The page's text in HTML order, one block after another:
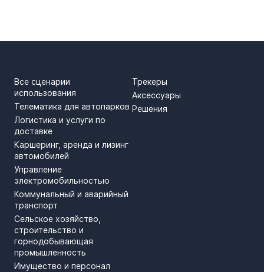
Все сценарии
использования
Телематика для автопарков
Логистика и услуги по
доставке
Каршеринг, аренда и лизинг
автомобилей
Управление
электромобильностью
Коммунальный и аварийный
транспорт
Сельское хозяйство,
строительство и
горнодобывающая
промышленность
Имущество и персонал
Трекеры
Аксессуары
Решения